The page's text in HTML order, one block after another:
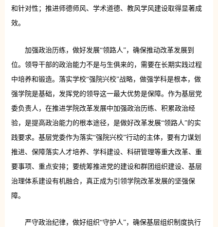
和针对性；推进师德师风、学术道德、教风学风建设取得显著成
效。
加强政治历练，做好发展“领路人”，确保推动改革发展到
位。领导干部的政治能力不是与生俱来的，需要在长期实践过程
中培养和锻造。落实学校“强院兴校”战略，做强学科是根本，做
强学院是基础，发挥党的领导这一最大优势是保障。作为基层党
委负责人，在推进学院改革发展中加强政治历练、积累政治经
验，是提高政治能力的根本途径，是做好改革发展“领路人”的实
践要求。基层党委作为落实“强院兴校”行动的主体，要有力谋划
推进、保障落实人才培养、学科建设、科研管理等重大改革、重
要事项、重点安排；要统筹推进党的建设和群团组织建设、基层
治理体系建设有机融合，真正成为引领学院改革发展的坚强保
障。
严守政治纪律，做好组织“守护人”，确保基层组织制度执行